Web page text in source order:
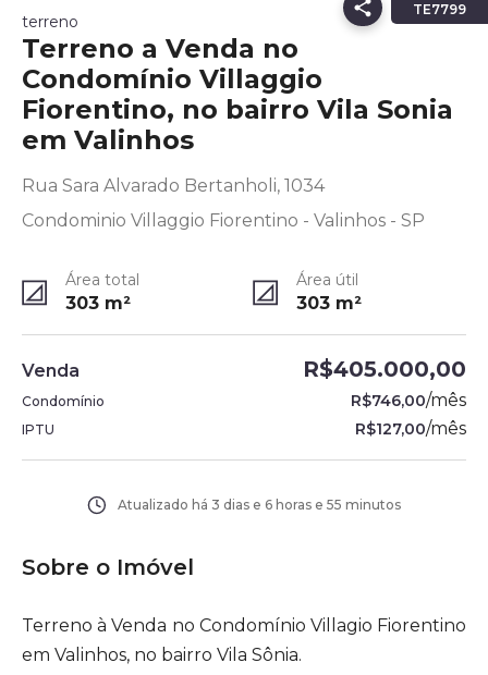
TE7799
terreno
Terreno a Venda no
Condomínio Villaggio
Fiorentino, no bairro Vila Sonia
em Valinhos
Rua Sara Alvarado Bertanholi, 1034
Condominio Villaggio Fiorentino - Valinhos - SP
Área total
303 m²
Área útil
303 m²
Venda R$405.000,00
Condomínio R$746,00/mês
IPTU R$127,00/mês
Atualizado há 3 dias e 6 horas e 55 minutos
Sobre o Imóvel
Terreno à Venda no Condomínio Villagio Fiorentino
em Valinhos, no bairro Vila Sônia.